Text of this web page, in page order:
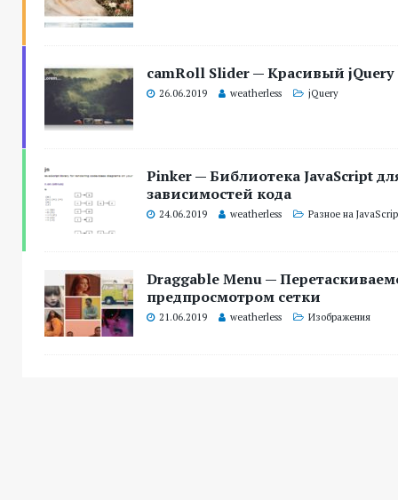
camRoll Slider — Красивый jQuery
26.06.2019 weatherless jQuery
Pinker — Библиотека JavaScript
зависимостей кода
24.06.2019 weatherless Разное на
Draggable Menu —
предпросмотром сетки
21.06.2019 weatherless Изображения